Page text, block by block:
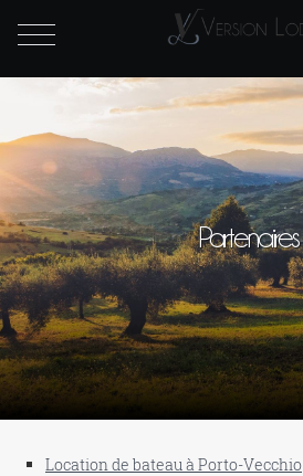
Partenaires
Location de bateau à Porto-Vecchio